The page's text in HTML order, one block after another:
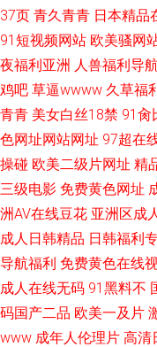
37页 青久青青 日本精品
91短视频网站 欧美骚网
夜福利亚洲 人兽福利导
鸡吧 草逼wwww 久草福
青青 美女白丝18禁 91肏
色网址网站网址 97超在
操碰 欧美二级片网址 精
三级电影 免费黄色网址
洲AV在线豆花 亚洲区成
成人日韩精品 日韩福利
导航福利 免费黄色在线
成人在线无码 91黑料不
码国产二品 欧美一及片
www 成年人伦理片 高清